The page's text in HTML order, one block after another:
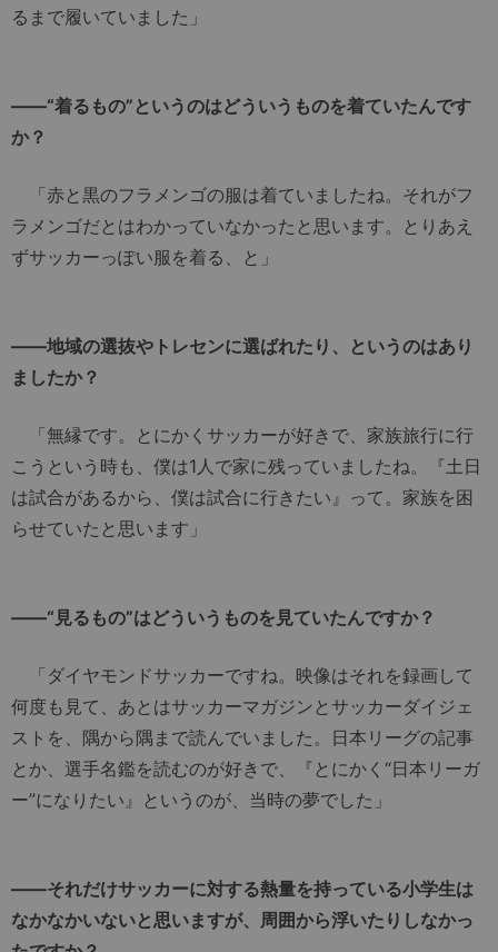
るまで履いていました」
――“着るもの”というのはどういうものを着ていたんです
か？
「赤と黒のフラメンゴの服は着ていましたね。それがフ
ラメンゴだとはわかっていなかったと思います。とりあえ
ずサッカーっぽい服を着る、と」
――地域の選抜やトレセンに選ばれたり、というのはあり
ましたか？
「無縁です。とにかくサッカーが好きで、家族旅行に行
こうという時も、僕は1人で家に残っていましたね。『土日
は試合があるから、僕は試合に行きたい』って。家族を困
らせていたと思います」
――“見るもの”はどういうものを見ていたんですか？
「ダイヤモンドサッカーですね。映像はそれを録画して
何度も見て、あとはサッカーマガジンとサッカーダイジェ
ストを、隅から隅まで読んでいました。日本リーグの記事
とか、選手名鑑を読むのが好きで、『とにかく“日本リーガ
ー”になりたい』というのが、当時の夢でした」
――それだけサッカーに対する熱量を持っている小学生は
なかなかいないと思いますが、周囲から浮いたりしなかっ